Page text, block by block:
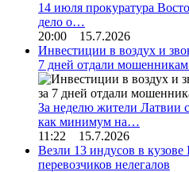
14 июля прокуратура
дело о…
20:00 15.7.2026
Инвестиции в воздух и
7 дней отдали мошенникам
За неделю жители Латвии
как минимум на…
11:22 15.7.2026
Везли 13 индусов в
перевозчиков нелегалов